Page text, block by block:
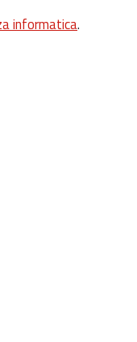
informatica.